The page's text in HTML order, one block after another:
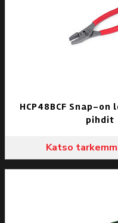
HCP48BCF Snap-
pihdit
Katso